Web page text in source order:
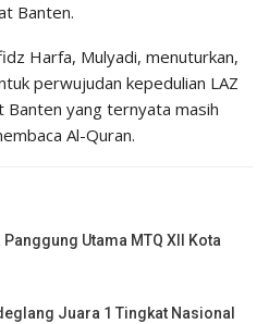
Banten.
Harfa, Mulyadi, menuturkan,
perwujudan kepedulian LAZ
yang ternyata masih
Al-Quran.
Utama MTQ XII Kota
Juara 1 Tingkat Nasional